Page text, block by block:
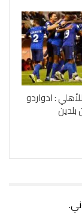
: ادواردو
بلدين